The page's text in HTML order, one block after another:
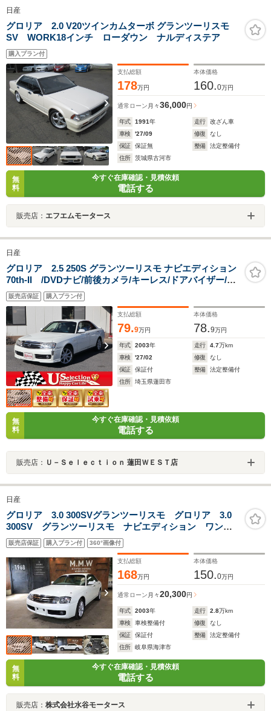
日産
グロリア 2.0 V20ツインカムターボ グランツーリスモ
SV WORK18インチ ローダウン ナルディステア
購入プラン付
支払総額
178万円
本体価格
160.0万円
通常ローン 月々36,000円
年式 1991年 走行
改ざん車
車検
'27/09 修復
なし
保証
保証無 整備
法定整備付
住所
茨城県古河市
無
料
今すぐ在庫確認・見積依頼
電話する
販売店： エフエムモータース
日産
グロリア 2.5 250S グランツーリスモ ナビエディション
70th-II /DVDナビ/前後カメラ/キーレス/ドアバイザー/パ
ワーシート/17インチアルミ/フロントエアロ/リアスポ/リ
ア3面スモークガラス/後期型
販売店保証 購入プラン付
支払総額
79.9万円
本体価格
78.9万円
年式 2003年 走行 4.7万km
車検
'27/02 修復
なし
保証
保証付 整備
法定整備付
住所
埼玉県蓮田市
無
料
今すぐ在庫確認・見積依頼
電話する
販売店： Ｕ－Ｓｅｌｅｃｔｉｏｎ 蓮田ＷＥＳＴ店
日産
グロリア 3.0 300SVグランツーリスモ グロリア 3.0
300SV グランツーリスモ ナビエディション ワンオ
ーナー 走行距離 28400km 禁煙車 パワーシート
ETC 記録簿 H18.20.22.24.26.28.30 R2.3有り
販売店保証 購入プラン付 360°画像付
支払総額
168万円
本体価格
150.0万円
通常ローン 月々20,300円
年式 2003年 走行 2.8万km
車検
車検整備付 修復
なし
保証
保証付 整備
法定整備付
住所
岐阜県海津市
無
料
今すぐ在庫確認・見積依頼
電話する
販売店： 株式会社水谷モータース